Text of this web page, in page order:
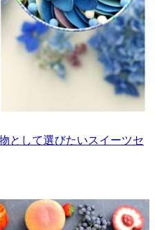
として選びたいスイーツセ